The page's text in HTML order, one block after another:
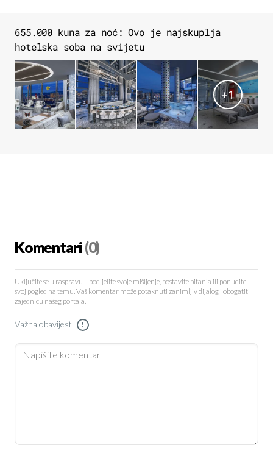
655.000 kuna za noć: Ovo je najskuplja
hotelska soba na svijetu
+1
Komentari(0)
Uključite se u raspravu – podijelite svoje mišljenje, postavite pitanja ili ponudite
svoj pogled na temu. Vaš komentar može potaknuti zanimljiv dijalog i obogatiti
zajednicu našeg portala.
Važna obavijest !